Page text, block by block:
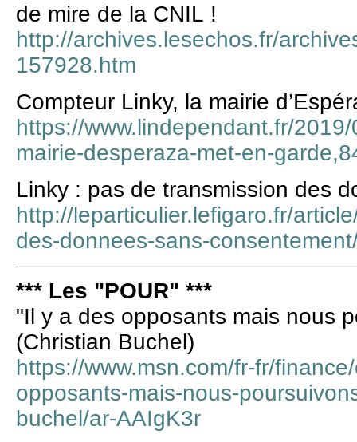
de mire de la CNIL !
http://archives.lesechos.fr/
157928.htm
Compteur Linky, la mairie
https://www.lindependant.fr/
mairie-desperaza-met-en-
Linky : pas de transmission des
http://leparticulier.lefigaro.fr/
des-donnees-sans-
*** Les "POUR" ***
"Il y a des opposants mais nous
(Christian Buchel)
https://www.msn.com/fr-fr/
opposants-mais-nous-
buchel/ar-AAIgK3r